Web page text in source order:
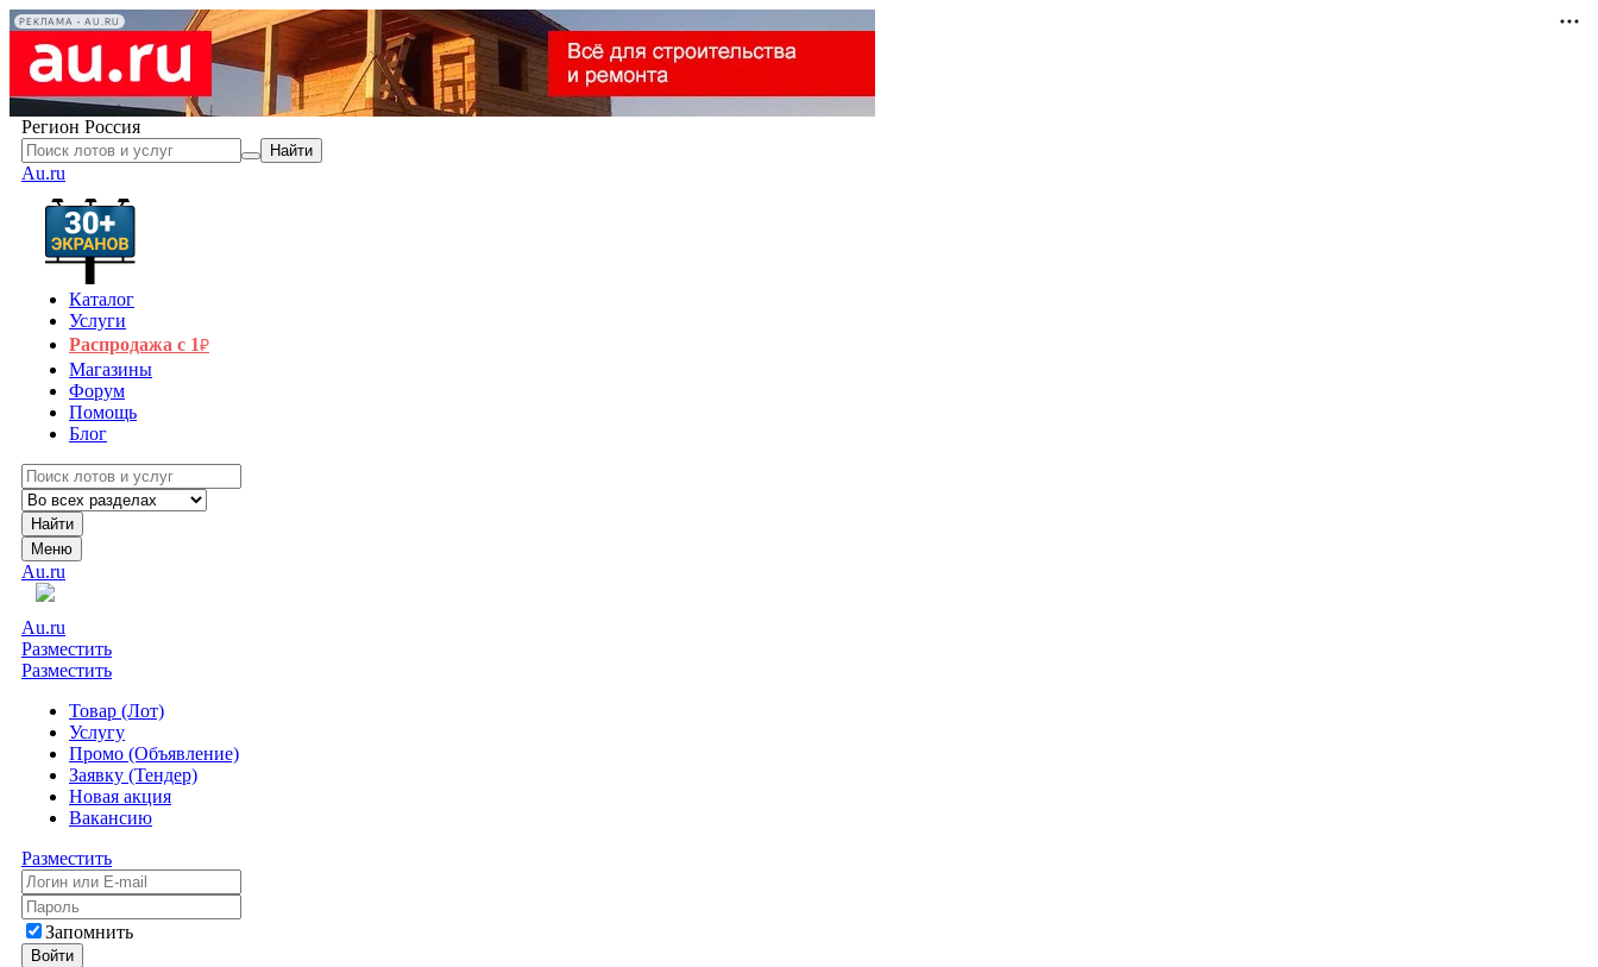
РЕКЛАМА • AU.RU
Регион Россия
Найти
Au.ru
Каталог
Услуги
Распродажа с 1₽
Магазины
Форум
Помощь
Блог
Найти
Меню
Au.ru
Au.ru
Разместить
Разместить
Товар (Лот)
Услугу
Промо (Объявление)
Заявку (Тендер)
Новая акция
Вакансию
Разместить
Запомнить
Войти